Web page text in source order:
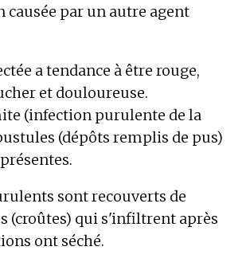
par un autre agent
a tendance à être rouge,
et douloureuse.
(infection purulente de la
(dépôts remplis de pus)
sont recouverts de
(croûtes) qui s'infiltrent après
ont séché.